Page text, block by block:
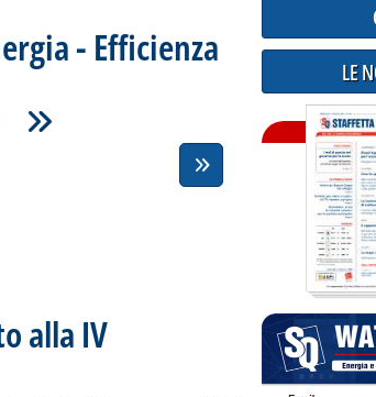
- Efficienza
alla IV
LE